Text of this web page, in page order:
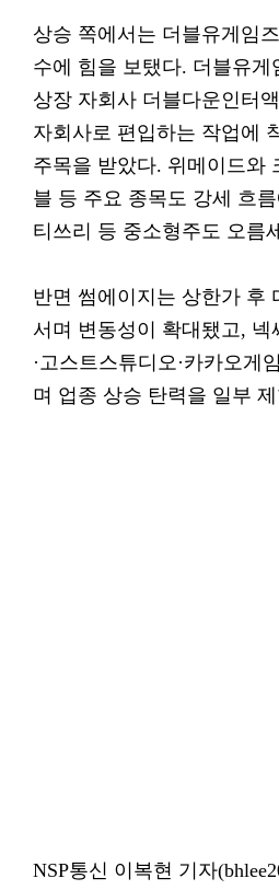
상승 쪽에서는 더블유게임
수에 힘을 보탰다. 더블유
상장 자회사 더블다운인터
자회사로 편입하는 작업에
주목을 받았다. 위메이드와
블 등 주요 종목도 강세 흐
티쓰리 등 중소형주도 오름
반면 썸에이지는 상한가 후
서며 변동성이 확대됐고, 넥
·고스트스튜디오·카카오게
며 업종 상승 탄력을 일부
NSP통신 이복현 기자